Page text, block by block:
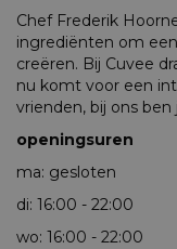
Chef Frederik
ingrediënten om
creëren. Bij Cuvee
nu komt voor een
vrienden, bij ons
openingsuren
ma: gesloten
di: 16:00 - 22:00
wo: 16:00 - 22:00